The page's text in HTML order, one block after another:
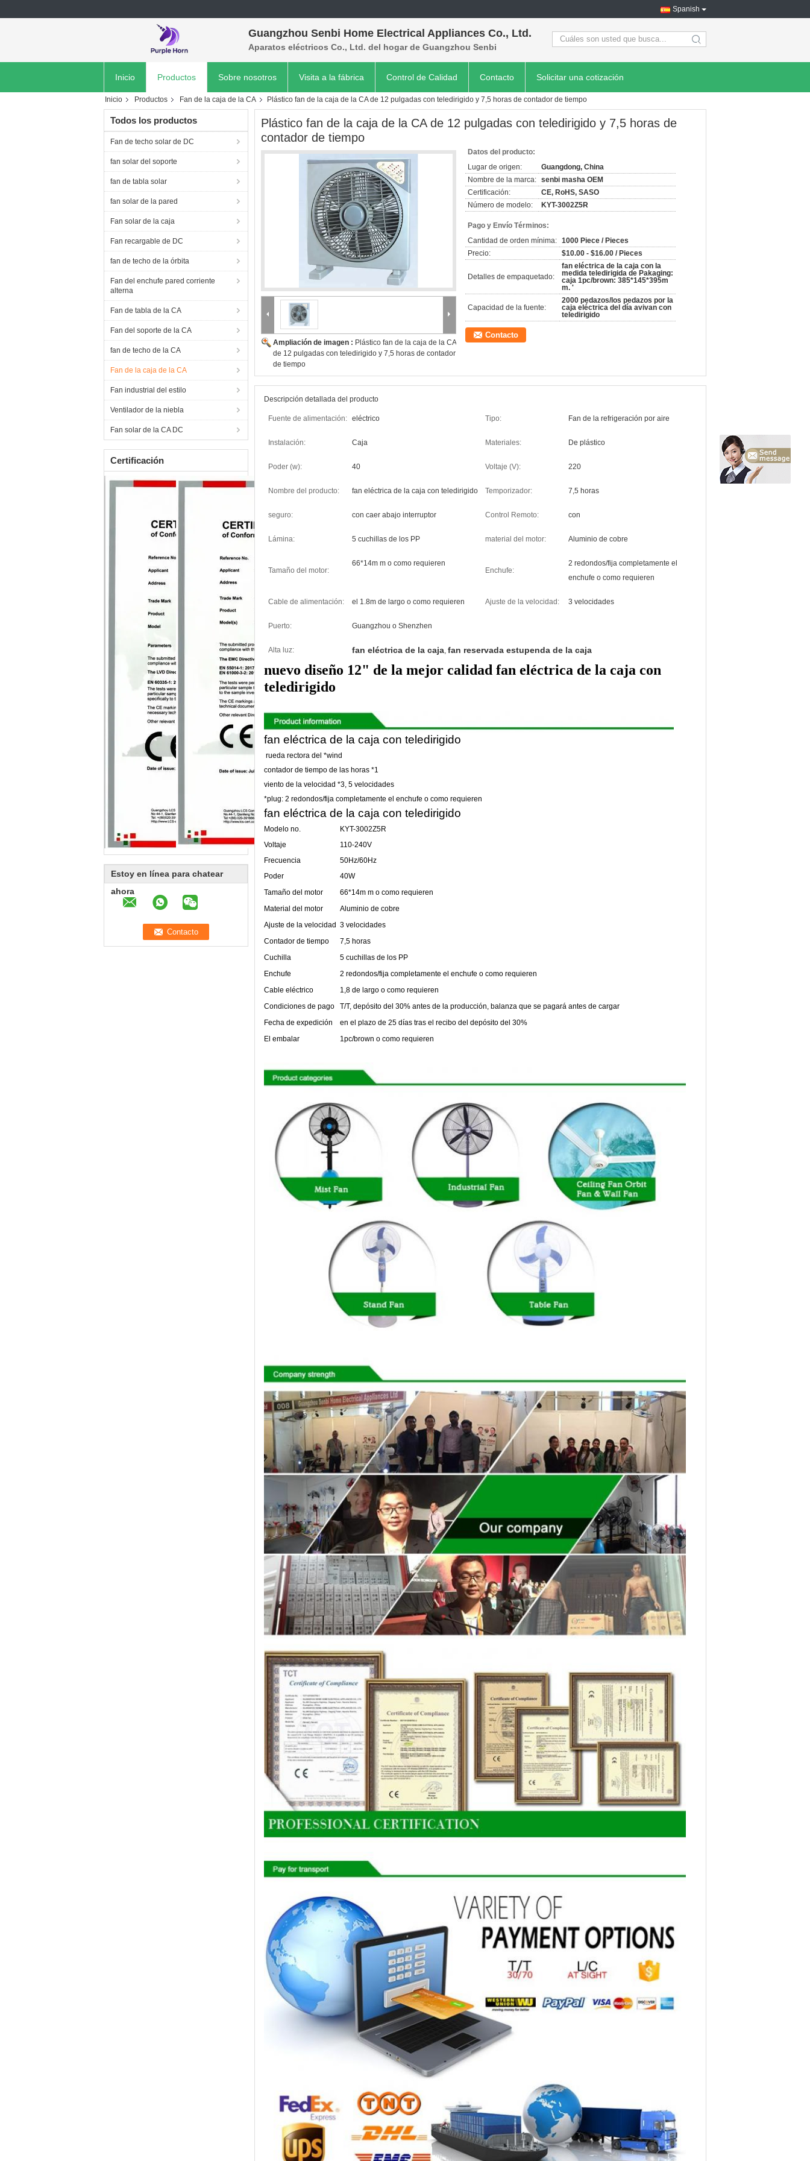
Spanish
Guangzhou Senbi Home Electrical Appliances Co., Ltd.
Aparatos eléctricos Co., Ltd. del hogar de Guangzhou Senbi search
Inicio Productos Sobre nosotros Visita a la fábrica Control de Calidad Contacto Solicitar una cotización
Inicio Productos Fan de la caja de la CA Plástico fan de la caja de la CA de 12 pulgadas con teledirigido y 7,5 horas de contador de tiempo
Todos los productos
Fan de techo solar de DC
fan solar del soporte
fan de tabla solar
fan solar de la pared
Fan solar de la caja
Fan recargable de DC
fan de techo de la órbita
Fan del enchufe pared corriente
alterna
Fan de tabla de la CA
Fan del soporte de la CA
fan de techo de la CA
Fan de la caja de la CA
Fan industrial del estilo
Ventilador de la niebla
Fan solar de la CA DC
Certificación
Estoy en línea para chatear
ahora
Plástico fan de la caja de la CA de 12 pulgadas con teledirigido y 7,5 horas de
contador de tiempo
Ampliación de imagen : Plástico fan de la caja de la CA
de 12 pulgadas con teledirigido y 7,5 horas de contador
de tiempo
Datos del producto:
Lugar de origen:
Guangdong, China
Nombre de la marca: senbi masha OEM
Certificación:
CE, RoHS, SASO
Número de modelo:
KYT-3002Z5R
Pago y Envío Términos:
Cantidad de orden mínima: 1000 Piece / Pieces
Precio:
$10.00 - $16.00 / Pieces
Detalles de empaquetado:
fan eléctrica de la caja con la
medida teledirigida de Pakaging:
caja 1pc/brown: 385*145*395m
m. '
Capacidad de la fuente:
2000 pedazos/los pedazos por la
caja eléctrica del día avivan con
teledirigido
Contacto
Descripción detallada del producto
Fuente de alimentación: eléctrico Tipo: Fan de la refrigeración por aire
Instalación: Caja Materiales: De plástico
Poder (w): 40 Voltaje (V): 220
Nombre del producto: fan eléctrica de la caja con teledirigido Temporizador: 7,5 horas
seguro: con caer abajo interruptor Control Remoto: con
Lámina: 5 cuchillas de los PP material del motor: Aluminio de cobre
Tamaño del motor:
66*14m m o como requieren
Enchufe:
2 redondos/fija completamente el
enchufe o como requieren
Cable de alimentación: el 1.8m de largo o como requieren Ajuste de la velocidad: 3 velocidades
Puerto: Guangzhou o Shenzhen
Alta luz: fan eléctrica de la caja, fan reservada estupenda de la caja
nuevo diseño 12" de la mejor calidad fan eléctrica de la caja con
teledirigido
fan eléctrica de la caja con teledirigido
rueda rectora del *wind
contador de tiempo de las horas *1
viento de la velocidad *3, 5 velocidades
*plug: 2 redondos/fija completamente el enchufe o como requieren
fan eléctrica de la caja con teledirigido
Modelo no.
KYT-3002Z5R
Voltaje
110-240V
Frecuencia
50Hz/60Hz
Poder
40W
Tamaño del motor
66*14m m o como requieren
Material del motor
Aluminio de cobre
Ajuste de la velocidad 3 velocidades
Contador de tiempo
7,5 horas
Cuchilla
5 cuchillas de los PP
Enchufe
2 redondos/fija completamente el enchufe o como requieren
Cable eléctrico
1,8 de largo o como requieren
Condiciones de pago
T/T, depósito del 30% antes de la producción, balanza que se pagará antes de cargar
Fecha de expedición
en el plazo de 25 días tras el recibo del depósito del 30%
El embalar
1pc/brown o como requieren